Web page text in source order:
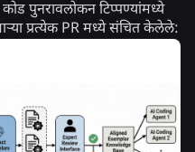
पुनरावलोकन टिप्पण्यांमध्ये
प्रत्येक PR मध्ये संचित केलेले: